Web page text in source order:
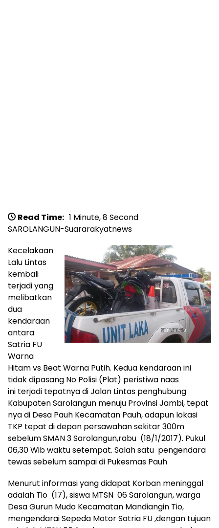
Read Time: 1 Minute, 8 Second
SAROLANGUN-Suararakyatnews
Kecelakaan
Lalu Lintas
kembali
terjadi yang
melibatkan
dua
kendaraan
antara
Satria FU
Warna
Hitam vs Beat Warna Putih. Kedua kendaraan ini
tidak dipasang No Polisi (Plat) peristiwa naas
ini terjadi tepatnya di Jalan Lintas penghubung
Kabupaten Sarolangun menuju Provinsi Jambi, tepat
nya di Desa Pauh Kecamatan Pauh, adapun lokasi
TKP tepat di depan persawahan sekitar 300m
sebelum SMAN 3 Sarolangun,rabu (18/1/2017). Pukul
06,30 Wib waktu setempat. Salah satu pengendara
tewas sebelum sampai di Pukesmas Pauh
Menurut informasi yang didapat Korban meninggal
adalah Tio (17), siswa MTSN 06 Sarolangun, warga
Desa Gurun Mudo Kecamatan Mandiangin Tio,
mengendarai Sepeda Motor Satria FU ,dengan tujuan